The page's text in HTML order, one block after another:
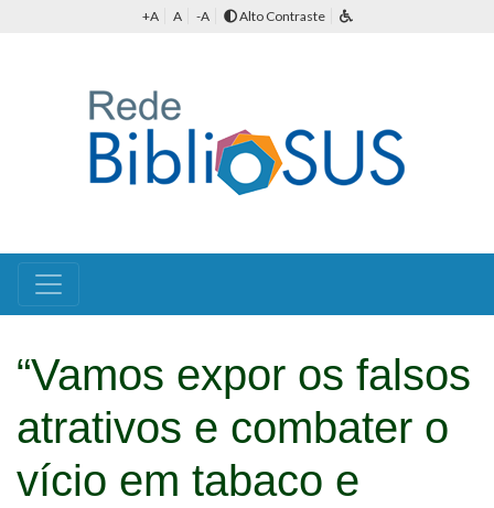
+A A -A Alto Contraste
“Vamos expor os falsos
atrativos e combater o
vício em tabaco e